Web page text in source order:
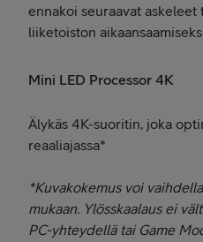
ennakoi seuraavat askeleet
liiketoiston
Mini LED Processor 4K
Älykäs 4K-suoritin, joka
reaaliajassa*
*Kuvakokemus voi
mukaan. Ylösskaalaus ei
PC-yhteydellä tai Game